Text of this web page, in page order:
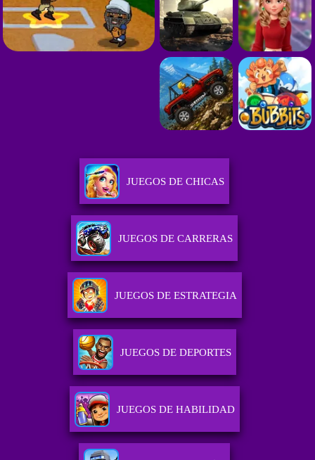
JUEGOS DE CHICAS
JUEGOS DE CARRERAS
JUEGOS DE ESTRATEGIA
JUEGOS DE DEPORTES
JUEGOS DE HABILIDAD